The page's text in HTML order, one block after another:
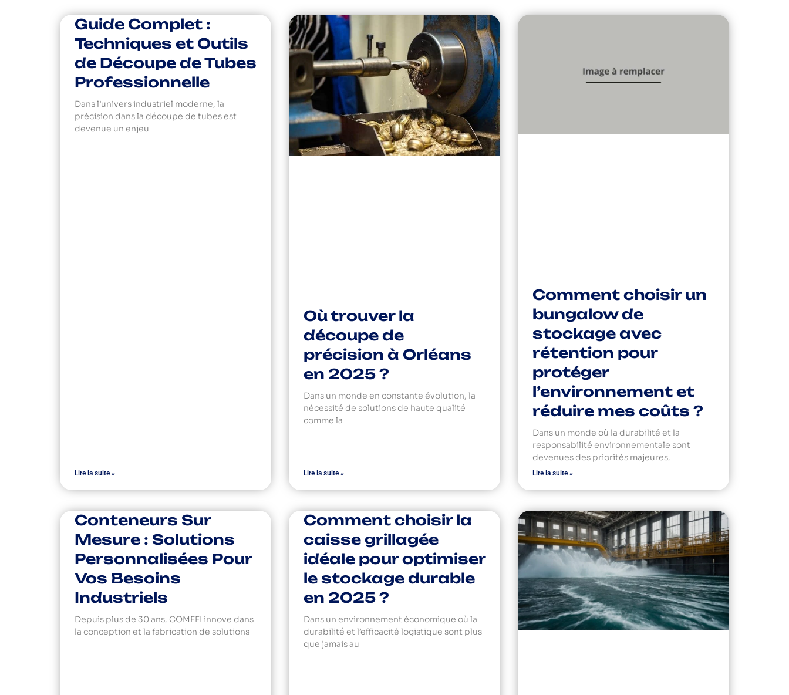
Guide Complet :
Techniques et Outils
de Découpe de Tubes
Professionnelle
Dans l’univers industriel moderne, la
précision dans la découpe de tubes est
devenue un enjeu
Lire la suite »
Où trouver la
découpe de
précision à Orléans
en 2025 ?
Dans un monde en constante évolution, la
nécessité de solutions de haute qualité
comme la
Lire la suite »
Comment choisir un
bungalow de
stockage avec
rétention pour
protéger
l’environnement et
réduire mes coûts ?
Dans un monde où la durabilité et la
responsabilité environnementale sont
devenues des priorités majeures,
Lire la suite »
Conteneurs Sur
Mesure : Solutions
Personnalisées Pour
Vos Besoins
Industriels
Depuis plus de 30 ans, COMEFI innove dans
la conception et la fabrication de solutions
Comment choisir la
caisse grillagée
idéale pour optimiser
le stockage durable
en 2025 ?
Dans un environnement économique où la
durabilité et l’efficacité logistique sont plus
que jamais au